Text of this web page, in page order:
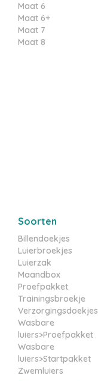
Maat 6
Maat 6+
Maat 7
Maat 8
Soorten
Billendoekjes
Luierbroekjes
Luierzak
Maandbox
Proefpakket
Trainingsbroekje
Verzorgingsdoekjes
Wasbare
luiers>Proefpakket
Wasbare
luiers>Startpakket
Zwemluiers